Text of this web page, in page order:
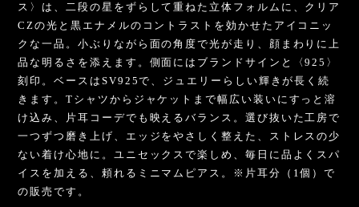
ス〉は、二段の星をずらして重ねた立体フォルムに、クリア
CZの光と黒エナメルのコントラストを効かせたアイコニッ
クな一品。小ぶりながら面の角度で光が走り、顔まわりに上
品な明るさを添えます。側面にはブランドサインと〈925〉
刻印。ベースはSV925で、ジュエリーらしい輝きが長く続
きます。Tシャツからジャケットまで幅広い装いにすっと溶
け込み、片耳コーデでも映えるバランス。選び抜いた工房で
一つずつ磨き上げ、エッジをやさしく整えた、ストレスの少
ない着け心地に。ユニセックスで楽しめ、毎日に品よくスパ
イスを加える、頼れるミニマムピアス。※片耳分（1個）で
の販売です。